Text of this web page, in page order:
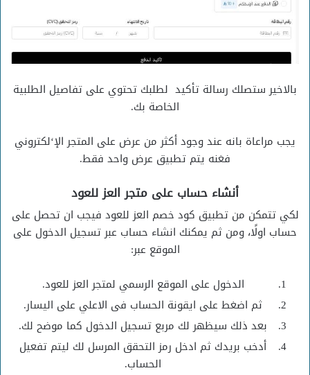
بالاخير ستصلك رسالة تأكيد لطلبك تحتوي على تفاصيل الطلبية
الخاصة بك.
يجب مراعاة بانه عند وجود أكثر من عرض على المتجر الإ‘لكتروني
فغنه يتم تطبيق عرض واحد فقط.
أنشاء حساب على متجر العز للعود
لكي تتمكن من تطبيق كود خصم العز للعود فيجب ان تحصل على
حساب اولًا، ومن ثم يمكنك انشاء حساب عبر تسجيل الدخول على
الموقع عبر:
الدخول على الموقع الرسمي لمتجر العز للعود.
ثم اضغط على ايقونة الحساب فى الاعلي على اليسار.
بعد ذلك سيظهر لك مربع تسجيل الدخول كما موضح لك.
أدخب بريدك ثم ادخل رمز التحقق المرسل لك ليتم تفعيل
الحساب.